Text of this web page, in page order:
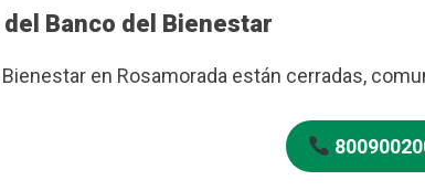
Banco del Bienestar
en Rosamorada están cerradas,